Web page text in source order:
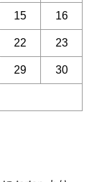
15 16
22 23
29 30